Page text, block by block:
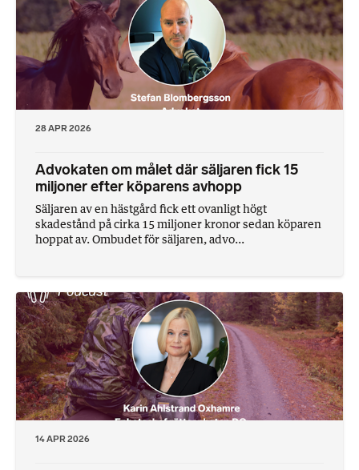
28 APR 2026
Advokaten om målet där säljaren fick 15
miljoner efter köparens avhopp
Säljaren av en hästgård fick ett ovanligt högt
skadestånd på cirka 15 miljoner kronor sedan köparen
hoppat av. Ombudet för säljaren, advo...
14 APR 2026